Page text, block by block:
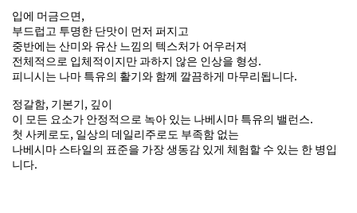
입에 머금으면,
부드럽고 투명한 단맛이 먼저 퍼지고
중반에는 산미와 유산 느낌의 텍스처가 어우러져
전체적으로 입체적이지만 과하지 않은 인상을 형성.
피니시는 나마 특유의 활기와 함께 깔끔하게 마무리됩니다.
정갈함, 기본기, 깊이
이 모든 요소가 안정적으로 녹아 있는 나베시마 특유의 밸런스.
첫 사케로도, 일상의 데일리주로도 부족함 없는
나베시마 스타일의 표준을 가장 생동감 있게 체험할 수 있는 한 병입
니다.